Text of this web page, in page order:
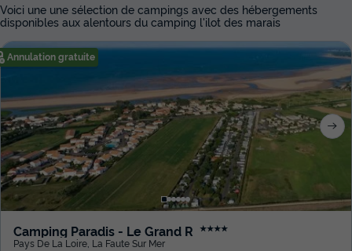
Voici une une sélection de campings avec des hébergements
disponibles aux alentours du camping l'ilot des marais
Annulation gratuite
Camping Paradis - Le Grand R ★★★★
Pays De La Loire La Faute Sur Mer